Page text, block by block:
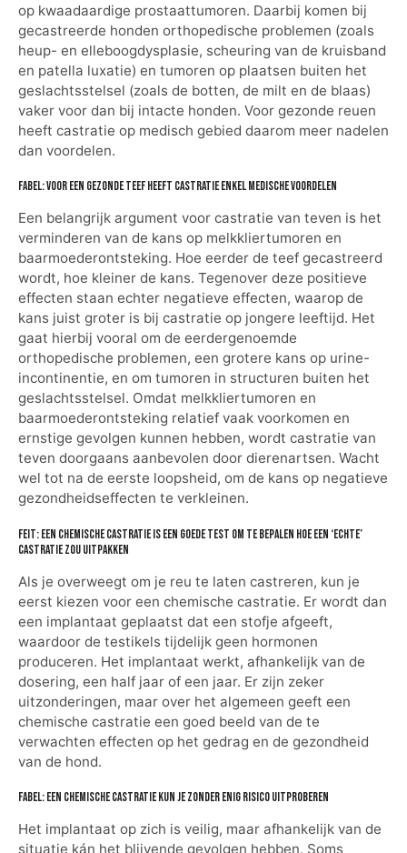
op kwaadaardige prostaattumoren. Daarbij komen bij
gecastreerde honden orthopedische problemen (zoals
heup- en elleboogdysplasie, scheuring van de kruisband
en patella luxatie) en tumoren op plaatsen buiten het
geslachtsstelsel (zoals de botten, de milt en de blaas)
vaker voor dan bij intacte honden. Voor gezonde reuen
heeft castratie op medisch gebied daarom meer nadelen
dan voordelen.
Fabel: Voor een gezonde teef heeft castratie enkel medische voordelen
Een belangrijk argument voor castratie van teven is het
verminderen van de kans op melkkliertumoren en
baarmoederontsteking. Hoe eerder de teef gecastreerd
wordt, hoe kleiner de kans. Tegenover deze positieve
effecten staan echter negatieve effecten, waarop de
kans juist groter is bij castratie op jongere leeftijd. Het
gaat hierbij vooral om de eerdergenoemde
orthopedische problemen, een grotere kans op urine-
incontinentie, en om tumoren in structuren buiten het
geslachtsstelsel. Omdat melkkliertumoren en
baarmoederontsteking relatief vaak voorkomen en
ernstige gevolgen kunnen hebben, wordt castratie van
teven doorgaans aanbevolen door dierenartsen. Wacht
wel tot na de eerste loopsheid, om de kans op negatieve
gezondheidseffecten te verkleinen.
Feit: Een chemische castratie is een goede test om te bepalen hoe een ‘echte’
castratie zou uitpakken
Als je overweegt om je reu te laten castreren, kun je
eerst kiezen voor een chemische castratie. Er wordt dan
een implantaat geplaatst dat een stofje afgeeft,
waardoor de testikels tijdelijk geen hormonen
produceren. Het implantaat werkt, afhankelijk van de
dosering, een half jaar of een jaar. Er zijn zeker
uitzonderingen, maar over het algemeen geeft een
chemische castratie een goed beeld van de te
verwachten effecten op het gedrag en de gezondheid
van de hond.
Fabel: Een chemische castratie kun je zonder enig risico uitproberen
Het implantaat op zich is veilig, maar afhankelijk van de
situatie kán het blijvende gevolgen hebben. Soms